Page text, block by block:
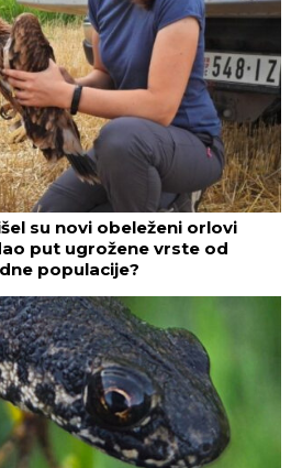
su novi obeleženi orlovi
put ugrožene vrste od
populacije?